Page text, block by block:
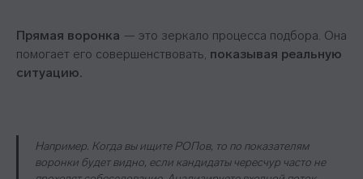
Прямая воронка — это зеркало процесса подбора. Она
помогает его совершенствовать, показывая реальную
ситуацию.
Например. Когда вы ищите РОПов, то по показателям
воронки будет видно, если кандидаты чересчур часто не